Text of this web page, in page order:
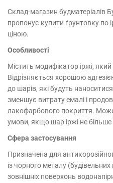
Склад-магазин будматеріалів
пропонує купити ґрунтовку
ціною.
Особливості
Містить модифікатор іржі, який
Відрізняється хорошою
до шарів, які будуть
зменшує витрату емалі і
лакофарбового покриття.
умови, якщо шар іржі не
Сфера застосування
Призначена для
із чорного металу
зовнішніх поверхонь